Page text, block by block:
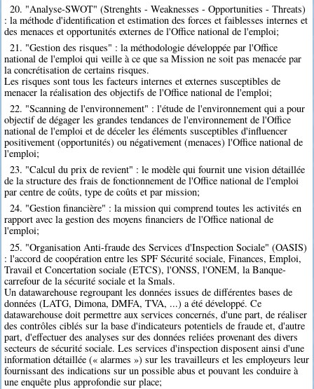
20. "Analyse-SWOT" (Strenghts - Weaknesses - Opportunities - Threats)
: la méthode d'identification et estimation des forces et faiblesses internes et
des menaces et opportunités externes de l'Office national de l'emploi;
21. "Gestion des risques" : la méthodologie développée par l'Office
national de l'emploi qui veille à ce que sa Mission ne soit pas menacée par
la concrétisation de certains risques.
Les risques sont tous les facteurs internes et externes susceptibles de
menacer la réalisation des objectifs de l'Office national de l'emploi;
22. "Scanning de l'environnement" : l'étude de l'environnement qui a pour
objectif de dégager les grandes tendances de l'environnement de l'Office
national de l'emploi et de déceler les éléments susceptibles d'influencer
positivement (opportunités) ou négativement (menaces) l'Office national de
l'emploi;
23. "Calcul du prix de revient" : le modèle qui fournit une vision détaillée
de la structure des frais de fonctionnement de l'Office national de l'emploi
par centre de coûts, type de coûts et par mission;
24. "Gestion financière" : la mission qui comprend toutes les activités en
rapport avec la gestion des moyens financiers de l'Office national de
l'emploi;
25. "Organisation Anti-fraude des Services d'Inspection Sociale" (OASIS)
: l'accord de coopération entre les SPF Sécurité sociale, Finances, Emploi,
Travail et Concertation sociale (ETCS), l'ONSS, l'ONEM, la Banque-
carrefour de la sécurité sociale et la Smals.
Un datawarehouse regroupant les données issues de différentes bases de
données (LATG, Dimona, DMFA, TVA, ...) a été développé. Ce
datawarehouse doit permettre aux services concernés, d'une part, de réaliser
des contrôles ciblés sur la base d'indicateurs potentiels de fraude et, d'autre
part, d'effectuer des analyses sur des données reliées provenant des divers
secteurs de sécurité sociale. Les services d'inspection disposent ainsi d'une
information détaillée (« alarmes ») sur les travailleurs et les employeurs leur
fournissant des indications sur un possible abus et pouvant les conduire à
une enquête plus approfondie sur place;